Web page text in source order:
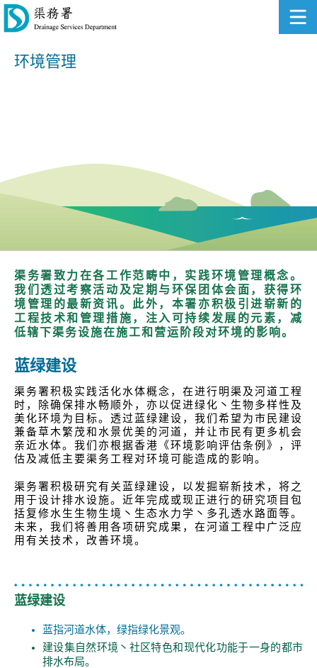
环境管理
渠务署致力在各工作范畴中，实践环境管理概念。
我们透过考察活动及定期与环保团体会面，获得环
境管理的最新资讯。此外，本署亦积极引进崭新的
工程技术和管理措施，注入可持续发展的元素，减
低辖下渠务设施在施工和营运阶段对环境的影响。
蓝绿建设
渠务署积极实践活化水体概念，在进行明渠及河道工程
时，除确保排水畅顺外，亦以促进绿化丶生物多样性及
美化环境为目标。透过蓝绿建设，我们希望为市民建设
兼备草木繁茂和水景优美的河道，并让市民有更多机会
亲近水体。我们亦根据香港《环境影响评估条例》，评
估及减低主要渠务工程对环境可能造成的影响。
渠务署积极研究有关蓝绿建设，以发掘崭新技术，将之
用于设计排水设施。近年完成或现正进行的研究项目包
括复修水生生物生境丶生态水力学丶多孔透水路面等。
未来，我们将善用各项研究成果，在河道工程中广泛应
用有关技术，改善环境。
蓝绿建设
蓝指河道水体，绿指绿化景观。
建设集自然环境丶社区特色和现代化功能于一身的都市
排水布局。